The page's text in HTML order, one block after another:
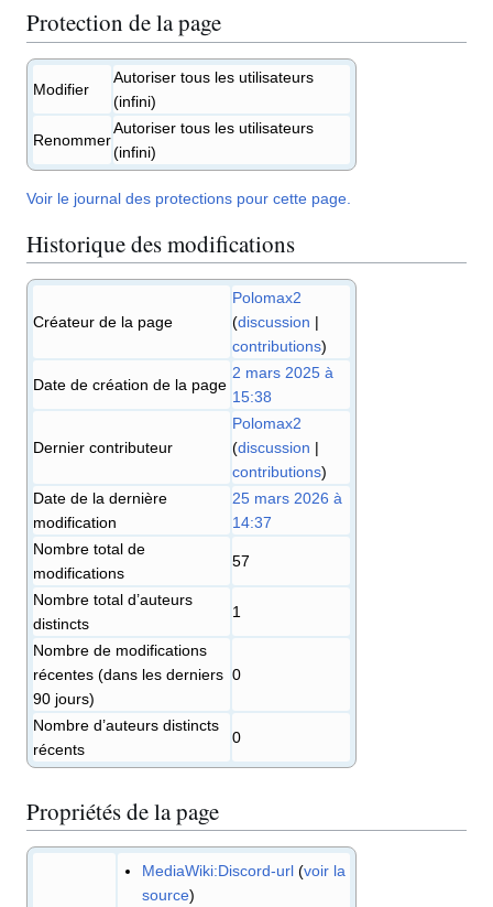
Protection de la page
Modifier
Autoriser tous les utilisateurs
(infini)
Renommer
Autoriser tous les utilisateurs
(infini)
Voir le journal des protections pour cette page.
Historique des modifications
Créateur de la page
Polomax2
(discussion |
contributions)
Date de création de la page
2 mars 2025 à
15:38
Dernier contributeur
Polomax2
(discussion |
contributions)
Date de la dernière
modification
25 mars 2026 à
14:37
Nombre total de
modifications
57
Nombre total d’auteurs
distincts
1
Nombre de modifications
récentes (dans les derniers
90 jours)
0
Nombre d’auteurs distincts
récents
0
Propriétés de la page
MediaWiki:Discord-url (voir la
source)